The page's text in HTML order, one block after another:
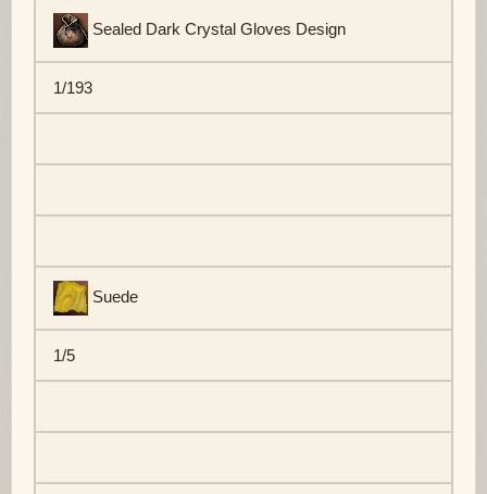
Sealed Dark Crystal Gloves Design
1/193
Suede
1/5